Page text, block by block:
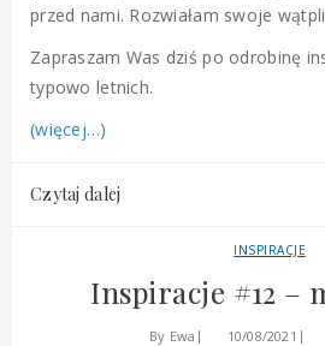
przed nami. Rozwiałam swoje
Zapraszam Was dziś po odrobinę
typowo letnich.
(więcej…)
Czytaj dalej
INSPIRACJE
Inspiracje #12 –
By Ewa 10/08/2021